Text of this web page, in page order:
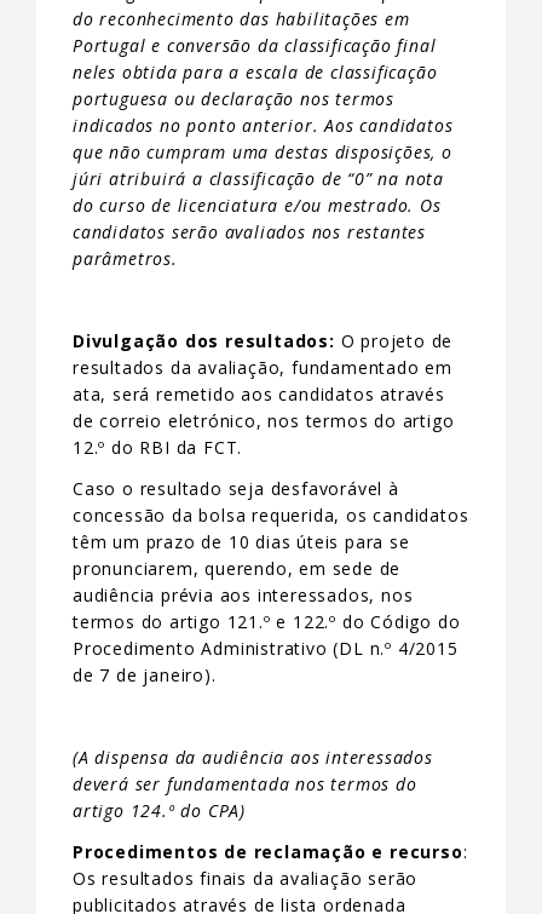
do reconhecimento das habilitações em
Portugal e conversão da classificação final
neles obtida para a escala de classificação
portuguesa ou declaração nos termos
indicados no ponto anterior. Aos candidatos
que não cumpram uma destas disposições, o
júri atribuirá a classificação de “0” na nota
do curso de licenciatura e/ou mestrado. Os
candidatos serão avaliados nos restantes
parâmetros.
Divulgação dos resultados: O projeto de
resultados da avaliação, fundamentado em
ata, será remetido aos candidatos através
de correio eletrónico, nos termos do artigo
12.º do RBI da FCT.
Caso o resultado seja desfavorável à
concessão da bolsa requerida, os candidatos
têm um prazo de 10 dias úteis para se
pronunciarem, querendo, em sede de
audiência prévia aos interessados, nos
termos do artigo 121.º e 122.º do Código do
Procedimento Administrativo (DL n.º 4/2015
de 7 de janeiro).
(A dispensa da audiência aos interessados
deverá ser fundamentada nos termos do
artigo 124.º do CPA)
Procedimentos de reclamação e recurso:
Os resultados finais da avaliação serão
publicitados através de lista ordenada